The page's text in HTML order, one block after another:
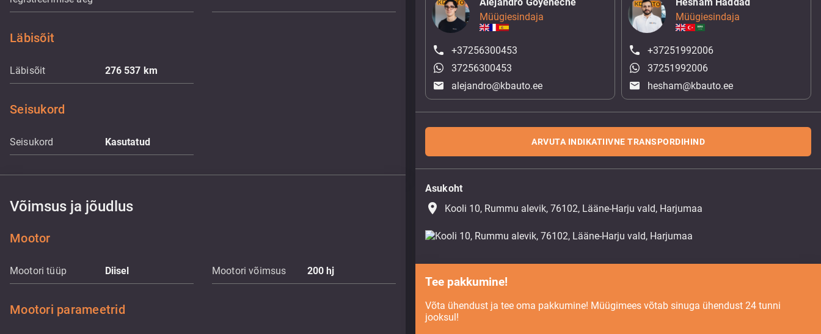
Läbisõit
Läbisõit 276 537 km
Seisukord
Seisukord Kasutatud
Võimsus ja jõudlus
Mootor
Mootori tüüp Diisel Mootori võimsus 200hj
Mootori parameetrid
Müügiesindaja
+37256300453
37256300453
alejandro@kbauto.ee
Müügiesindaja
+37251992006
37251992006
hesham@kbauto.ee
ARVUTA INDIKATIIVNE TRANSPORDIHIND
Asukoht
place Kooli 10, Rummu alevik, 76102, Lääne-Harju vald, Harjumaa
Tee pakkumine!
Võta ühendust ja tee oma pakkumine! Müügimees võtab sinuga ühendust 24 tunni
jooksul!